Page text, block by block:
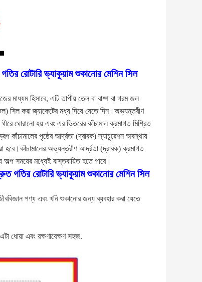
রোটারি ভ্যাকুয়াম শুকানোর মেশিন সিল
মাধ্যম হিসাবে, এটি তাপীয় তেল বা বাষ্প বা গরম জল
সিল করা জ্যাকেটের মধ্য দিয়ে যেতে দিন।অভ্যন্তরীণ
ঘোরানো হয় এবং এর ভিতরের কাঁচামাল ক্রমাগত মিশ্রিত
কাঁচামালের পৃষ্ঠের আর্দ্রতা (দ্রাবক) স্যাচুরেশন অবস্থায়
হবে।কাঁচামালের অভ্যন্তরীণ আর্দ্রতা (দ্রাবক) ক্রমাগত
অল্প সময়ের মধ্যেই বাস্তবায়িত হতে পারে।
গতির রোটারি ভ্যাকুয়াম শুকানোর মেশিন সিল
পণ্য এবং খনি শুকানোর জন্য ব্যবহার করা যেতে
ধোয়া এবং রক্ষণাবেক্ষণ সহজ.